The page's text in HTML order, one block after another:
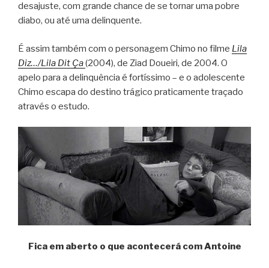
desajuste, com grande chance de se tornar uma pobre
diabo, ou até uma delinquente.
É assim também com o personagem Chimo no filme Lila
Diz…/Lila Dit Ça(2004), de Ziad Doueiri, de 2004. O
apelo para a delinquência é fortíssimo – e o adolescente
Chimo escapa do destino trágico praticamente traçado
através o estudo.
Fica em aberto o que acontecerá com Antoine